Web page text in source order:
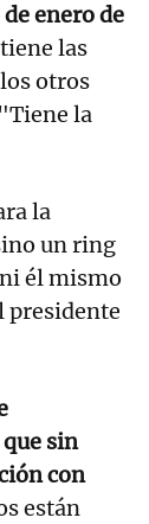
enero de
las
otros
la
la
un ring
él mismo
presidente
sin
con
están